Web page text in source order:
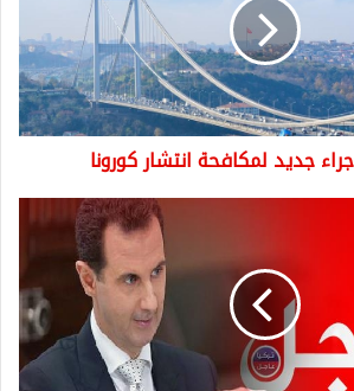
جديد لمكافحة انتشار كورونا